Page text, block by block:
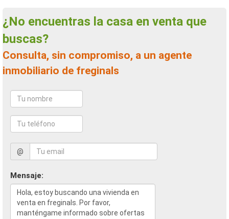
¿No encuentras la casa en venta que
buscas?
Consulta, sin compromiso, a un agente
inmobiliario de freginals
@
Mensaje: